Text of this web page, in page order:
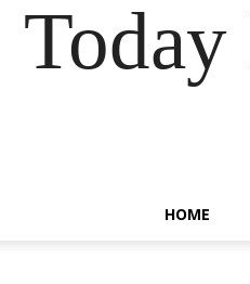
HOME